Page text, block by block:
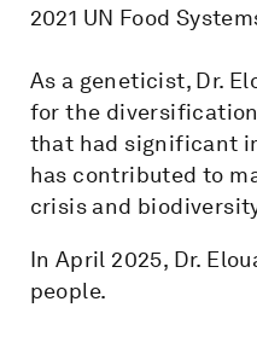
2021 UN Food
As a geneticist, Dr.
for the
that had significant
has contributed to
crisis and
In April 2025, Dr.
people.